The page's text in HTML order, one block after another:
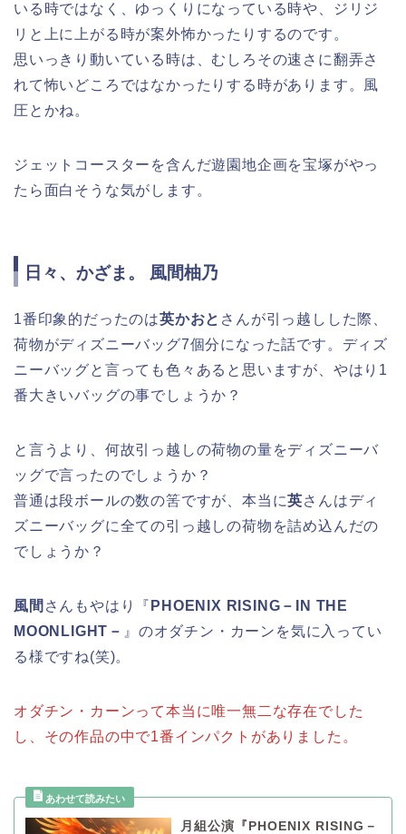
いる時ではなく、ゆっくりになっている時や、ジリジ
リと上に上がる時が案外怖かったりするのです。
思いっきり動いている時は、むしろその速さに翻弄さ
れて怖いどころではなかったりする時があります。風
圧とかね。
ジェットコースターを含んだ遊園地企画を宝塚がやっ
たら面白そうな気がします。
日々、かざま。 風間柚乃
1番印象的だったのは英かおと さんが引っ越しした際、
荷物がディズニーバッグ7個分になった話です。ディズ
ニーバッグと言っても色々あると思いますが、やはり1
番大きいバッグの事でしょうか？
と言うより、何故引っ越しの荷物の量をディズニーバ
ッグで言ったのでしょうか？
普通は段ボールの数の筈ですが、本当に英さんはディ
ズニーバッグに全ての引っ越しの荷物を詰め込んだの
でしょうか？
風間 さんもやはり『 PHOENIX RISING－IN THE
MOONLIGHT－ 』のオダチン・カーンを気に入ってい
る様ですね(笑)。
オダチン・カーンって本当に唯一無二な存在でした
し、その作品の中で1番インパクトがありました。
月組公演『PHOENIX RISING－